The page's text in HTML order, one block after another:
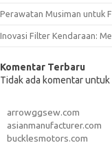
Perawatan Musiman untuk
Inovasi Filter Kendaraan:
Komentar Terbaru
Tidak ada komentar
arrowggsew.com
asianmanufacturer.com
bucklesmotors.com